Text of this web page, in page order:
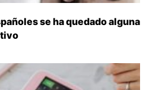
se ha quedado alguna